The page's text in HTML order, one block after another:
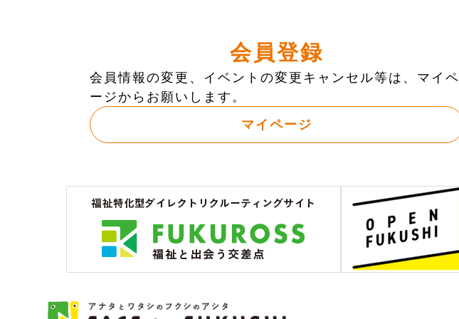
会員登録
会員情報の変更、イベントの変更キャンセル等は、マイペ
ージからお願いします。
マイページ